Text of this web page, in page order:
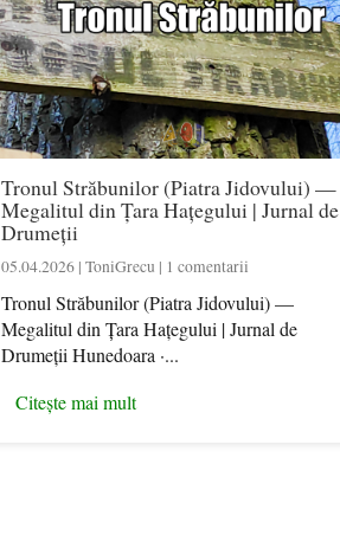
Tronul Străbunilor (Piatra Jidovului) —
Megalitul din Țara Hațegului | Jurnal de
Drumeții
05.04.2026 | ToniGrecu | 1 comentarii
Tronul Străbunilor (Piatra Jidovului) —
Megalitul din Țara Hațegului | Jurnal de
Drumeții Hunedoara ·...
Citește mai mult